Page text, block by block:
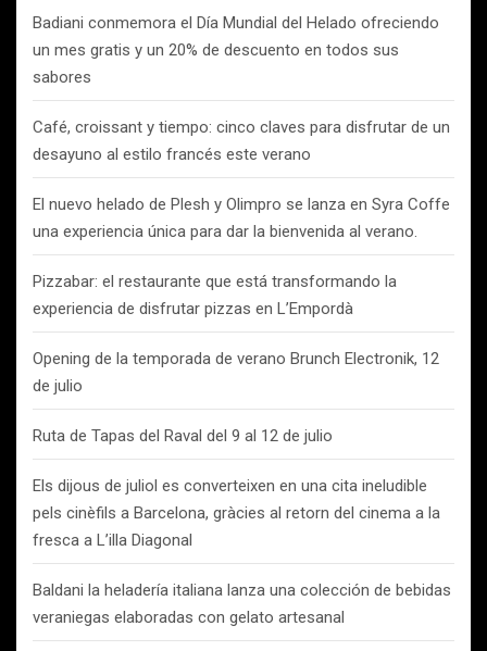
Badiani conmemora el Día Mundial del Helado ofreciendo
un mes gratis y un 20% de descuento en todos sus
sabores
Café, croissant y tiempo: cinco claves para disfrutar de un
desayuno al estilo francés este verano
El nuevo helado de Plesh y Olimpro se lanza en Syra Coffe
una experiencia única para dar la bienvenida al verano.
Pizzabar: el restaurante que está transformando la
experiencia de disfrutar pizzas en L’Empordà
Opening de la temporada de verano Brunch Electronik, 12
de julio
Ruta de Tapas del Raval del 9 al 12 de julio
Els dijous de juliol es converteixen en una cita ineludible
pels cinèfils a Barcelona, gràcies al retorn del cinema a la
fresca a L’illa Diagonal
Baldani la heladería italiana lanza una colección de bebidas
veraniegas elaboradas con gelato artesanal